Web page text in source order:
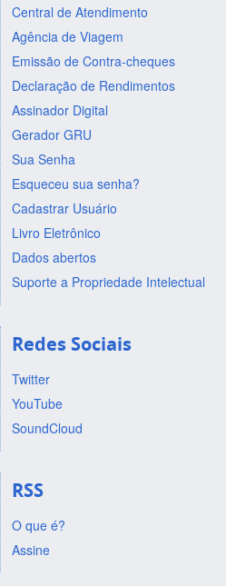
Central de Atendimento
Agência de Viagem
Emissão de Contra-cheques
Declaração de Rendimentos
Assinador Digital
Gerador GRU
Sua Senha
Esqueceu sua senha?
Cadastrar Usuário
Livro Eletrônico
Dados abertos
Suporte a Propriedade Intelectual
Redes Sociais
Twitter
YouTube
SoundCloud
RSS
O que é?
Assine